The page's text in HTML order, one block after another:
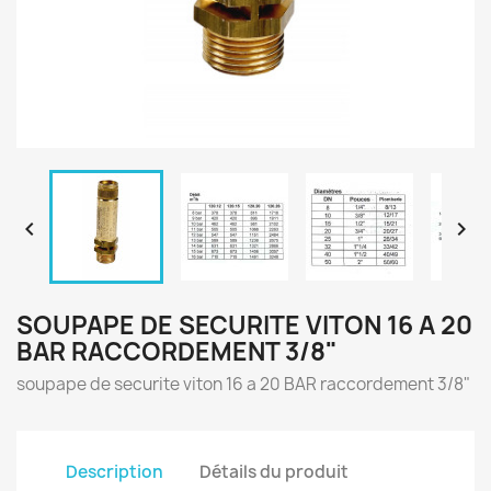
 
SOUPAPE DE SECURITE VITON 16 A 20
BAR RACCORDEMENT 3/8"
soupape de securite viton 16 a 20 BAR raccordement 3/8"
Description Détails du produit